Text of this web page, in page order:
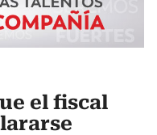
el fiscal